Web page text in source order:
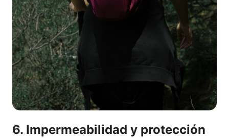
6. Impermeabilidad y protección